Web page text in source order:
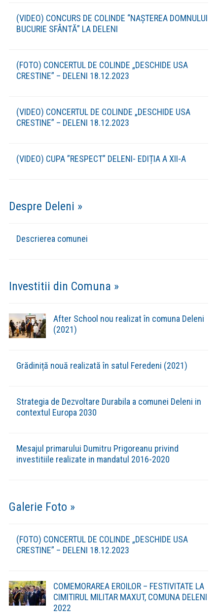
(VIDEO) CONCURS DE COLINDE “NAȘTEREA DOMNULUI
BUCURIE SFÂNTĂ” LA DELENI
(FOTO) CONCERTUL DE COLINDE „DESCHIDE USA
CRESTINE” – DELENI 18.12.2023
(VIDEO) CONCERTUL DE COLINDE „DESCHIDE USA
CRESTINE” – DELENI 18.12.2023
(VIDEO) CUPA ”RESPECT” DELENI- EDIȚIA A XII-A
Despre Deleni »
Descrierea comunei
Investitii din Comuna »
After School nou realizat în comuna Deleni
(2021)
Grădiniță nouă realizată în satul Feredeni (2021)
Strategia de Dezvoltare Durabila a comunei Deleni in
contextul Europa 2030
Mesajul primarului Dumitru Prigoreanu privind
investitiile realizate in mandatul 2016-2020
Galerie Foto »
(FOTO) CONCERTUL DE COLINDE „DESCHIDE USA
CRESTINE” – DELENI 18.12.2023
COMEMORAREA EROILOR – FESTIVITATE LA
CIMITIRUL MILITAR MAXUT, COMUNA DELENI
2022